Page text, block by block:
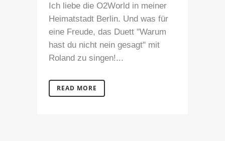
Ich liebe die O2World in meiner
Heimatstadt Berlin. Und was für
eine Freude, das Duett "Warum
hast du nicht nein gesagt" mit
Roland zu singen!...
READ MORE